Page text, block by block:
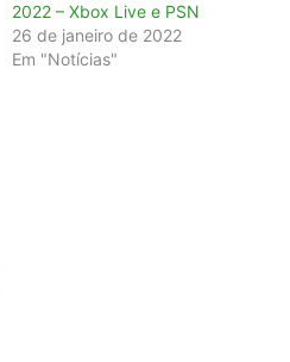
2022 – Xbox Live e PSN
26 de janeiro de 2022
Em "Notícias"